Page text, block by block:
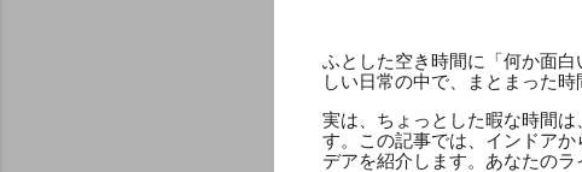
ふとした空き時間に「何か面
しい日常の中で、まとまった
実は、ちょっとした暇な時間
す。この記事では、インドア
デアを紹介します。あなたの